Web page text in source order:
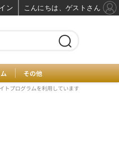
その他
トプログラムを利用しています
ン こんにちは、ゲストさん